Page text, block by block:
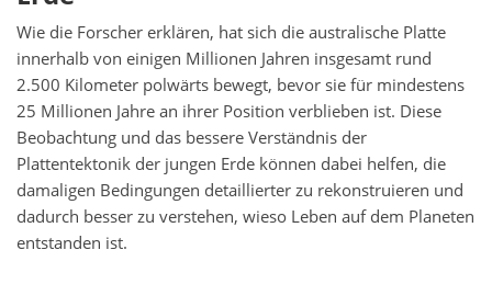
Wie die Forscher erklären, hat sich die australische Platte
innerhalb von einigen Millionen Jahren insgesamt rund
2.500 Kilometer polwärts bewegt, bevor sie für mindestens
25 Millionen Jahre an ihrer Position verblieben ist. Diese
Beobachtung und das bessere Verständnis der
Plattentektonik der jungen Erde können dabei helfen, die
damaligen Bedingungen detaillierter zu rekonstruieren und
dadurch besser zu verstehen, wieso Leben auf dem Planeten
entstanden ist.